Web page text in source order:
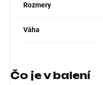
Rozmery
Váha
Čo je v balení